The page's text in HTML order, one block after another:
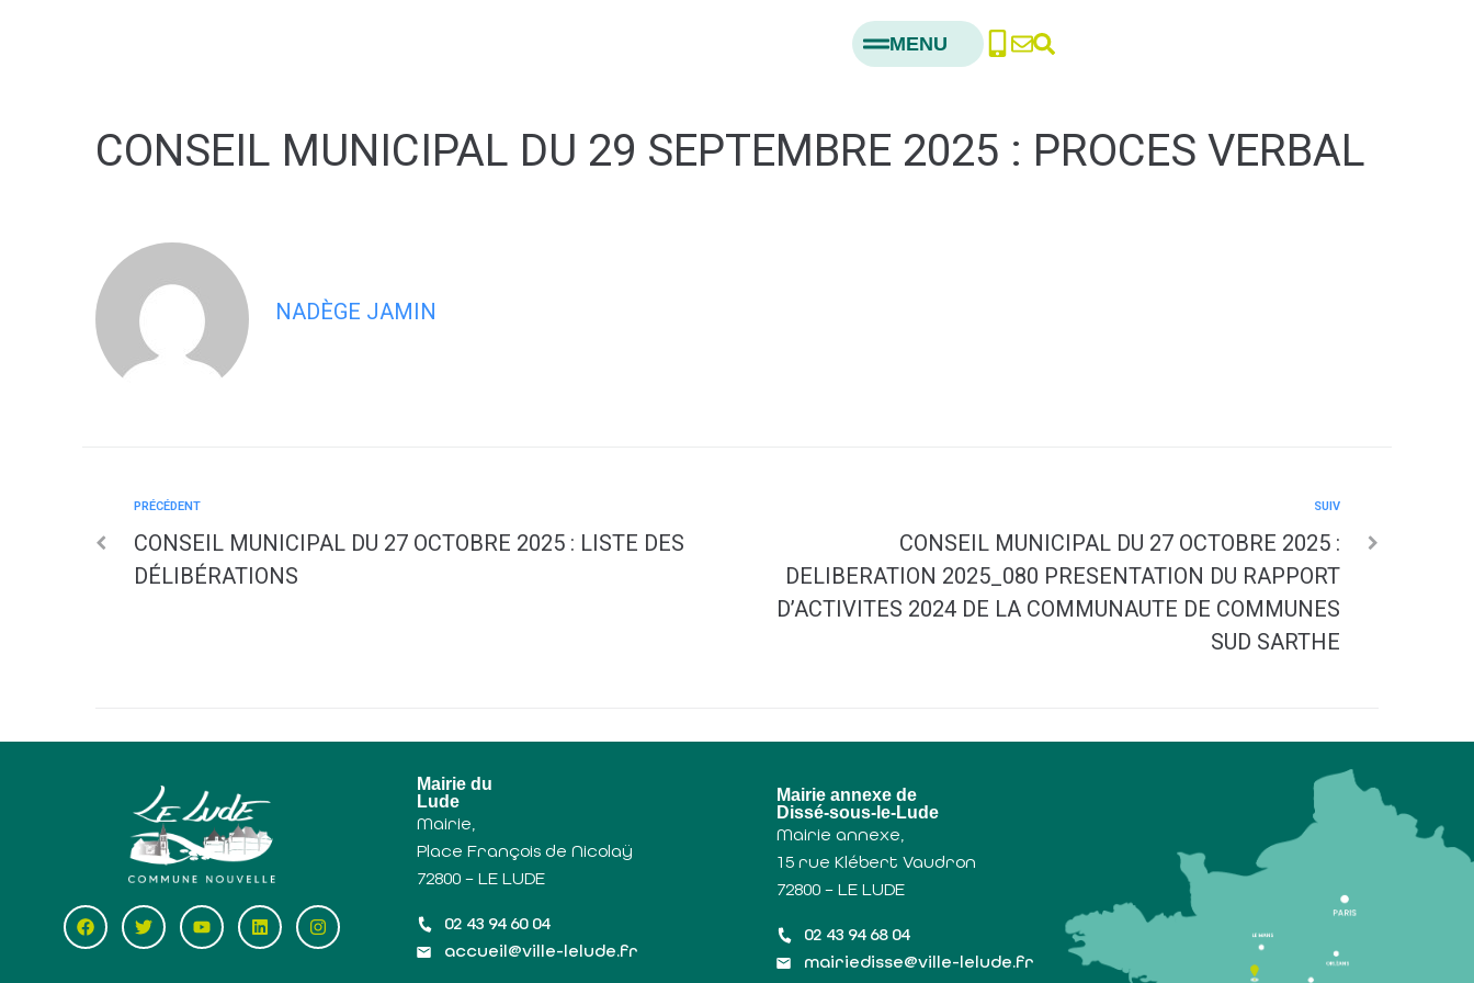
MENU
CONSEIL MUNICIPAL DU 29 SEPTEMBRE 2025 : PROCES VERBAL
NADÈGE JAMIN
PRÉCÉDENT
CONSEIL MUNICIPAL DU 27 OCTOBRE 2025 : LISTE DES
DÉLIBÉRATIONS
SUIV
CONSEIL MUNICIPAL DU 27 OCTOBRE 2025 :
DELIBERATION 2025_080 PRESENTATION DU RAPPORT
D’ACTIVITES 2024 DE LA COMMUNAUTE DE COMMUNES
SUD SARTHE
Mairie du
Lude
Mairie,
Place François de Nicolaÿ
72800 – LE LUDE
02 43 94 60 04
accueil@ville-lelude.fr
Mairie annexe de
Dissé-sous-le-Lude
Mairie annexe,
15 rue Klébert Vaudron
72800 – LE LUDE
02 43 94 68 04
mairiedisse@ville-lelude.fr